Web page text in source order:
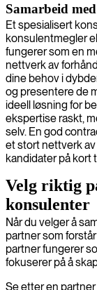
Samarbeid
Et spesialisert
konsulentmegler
fungerer som en
nettverk av
dine behov i
og presentere de
ideell løsning for
ekspertise raskt,
selv. En god
et stort nettverk
kandidater på kort
Velg riktig
konsulenter
Når du velger å
partner som
partner fungerer
fokuserer på å
Se etter en